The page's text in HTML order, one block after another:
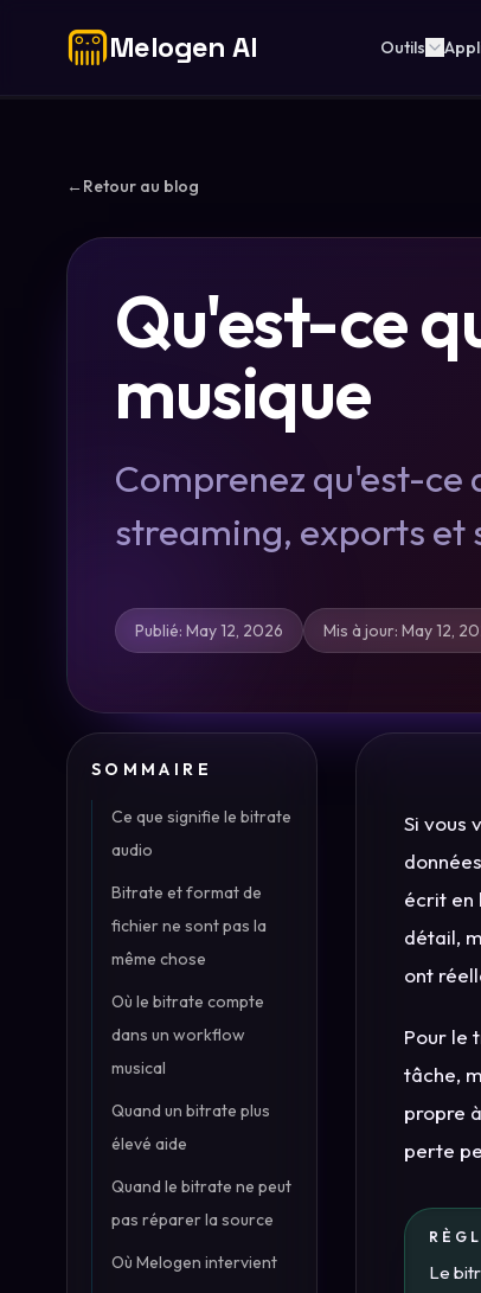
Melogen AI Outils
←Retour au blog
Qu'est-ce
musique
Comprenez qu'est-ce
streaming, exports et
Publié: May 12, 2026 Mis à jour: May 12,
SOMMAIRE
Ce que signifie le bitrate
audio
Bitrate et format de
fichier ne sont pas la
même chose
Où le bitrate compte
dans un workflow
musical
Quand un bitrate plus
élevé aide
Quand le bitrate ne peut
pas réparer la source
Où Melogen intervient
Si vous
écrit en
détail,
ont
Pour le
tâche,
propre
perte
Le